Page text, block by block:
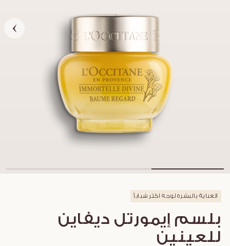
العناية بالبشرة لوجه اكثر شباباُ
بلسم إيمورتل ديفاين
للعينين